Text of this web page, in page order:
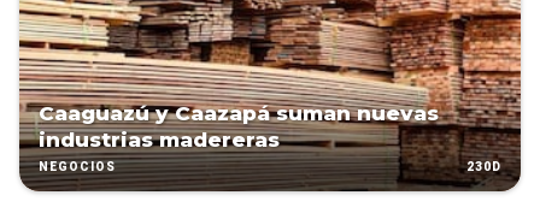
Caaguazú y Caazapá suman nuevas
industrias madereras
NEGOCIOS 230D